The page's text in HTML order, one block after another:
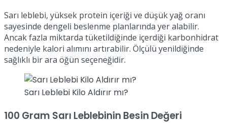
Sarı leblebi, yüksek protein içeriği ve düşük yağ oranı
sayesinde dengeli beslenme planlarında yer alabilir.
Ancak fazla miktarda tüketildiğinde içerdiği karbonhidrat
nedeniyle kalori alımını artırabilir. Ölçülü yenildiğinde
sağlıklı bir ara öğün seçeneğidir.
Sarı Leblebi Kilo Aldırır mı?
100 Gram Sarı Leblebinin Besin Değeri